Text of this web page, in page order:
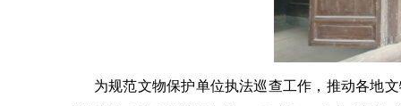
为规范文物保护单位执法巡查工作，推动各地